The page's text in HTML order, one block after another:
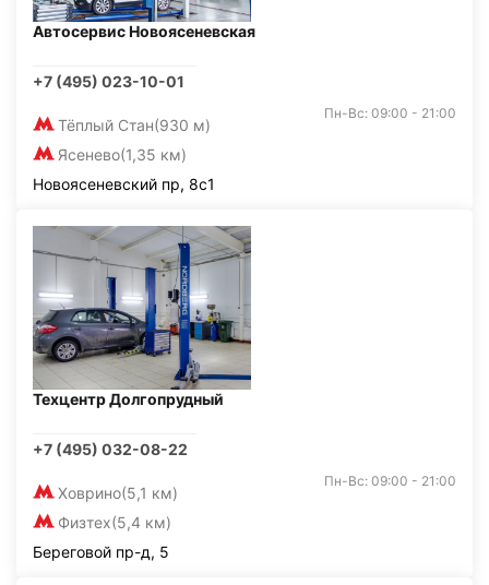
Автосервис Новоясеневская
+7 (495) 023-10-01
Тёплый Стан(930 м)
Ясенево(1,35 км)
Пн-Вс: 09:00 - 21:00
Новоясеневский пр, 8с1
Техцентр Долгопрудный
+7 (495) 032-08-22
Ховрино(5,1 км)
Физтех(5,4 км)
Пн-Вс: 09:00 - 21:00
Береговой пр-д, 5